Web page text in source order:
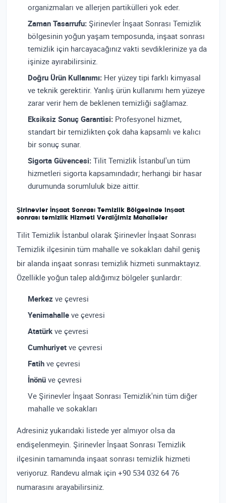
organizmaları ve allerjen partikülleri yok eder.
Zaman Tasarrufu: Şirinevler İnşaat Sonrası Temizlik
bölgesinin yoğun yaşam temposunda, inşaat sonrası
temizlik için harcayacağınız vakti sevdiklerinize ya da
işinize ayırabilirsiniz.
Doğru Ürün Kullanımı: Her yüzey tipi farklı kimyasal
ve teknik gerektirir. Yanlış ürün kullanımı hem yüzeye
zarar verir hem de beklenen temizliği sağlamaz.
Eksiksiz Sonuç Garantisi: Profesyonel hizmet,
standart bir temizlikten çok daha kapsamlı ve kalıcı
bir sonuç sunar.
Sigorta Güvencesi: Tilit Temizlik İstanbul'un tüm
hizmetleri sigorta kapsamındadır; herhangi bir hasar
durumunda sorumluluk bize aittir.
Şirinevler İnşaat Sonrası Temizlik Bölgesinde Inşaat
sonrası temizlik Hizmeti Verdiğimiz Mahalleler
Tilit Temizlik İstanbul olarak Şirinevler İnşaat Sonrası
Temizlik ilçesinin tüm mahalle ve sokakları dahil geniş
bir alanda inşaat sonrası temizlik hizmeti sunmaktayız.
Özellikle yoğun talep aldığımız bölgeler şunlardır:
Merkez ve çevresi
Yenimahalle ve çevresi
Atatürk ve çevresi
Cumhuriyet ve çevresi
Fatih ve çevresi
İnönü ve çevresi
Ve Şirinevler İnşaat Sonrası Temizlik'nin tüm diğer
mahalle ve sokakları
Adresiniz yukarıdaki listede yer almıyor olsa da
endişelenmeyin. Şirinevler İnşaat Sonrası Temizlik
ilçesinin tamamında inşaat sonrası temizlik hizmeti
veriyoruz. Randevu almak için +90 534 032 64 76
numarasını arayabilirsiniz.